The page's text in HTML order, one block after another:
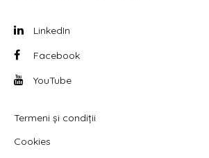
LinkedIn
Facebook
YouTube
Termeni și condiții
Cookies